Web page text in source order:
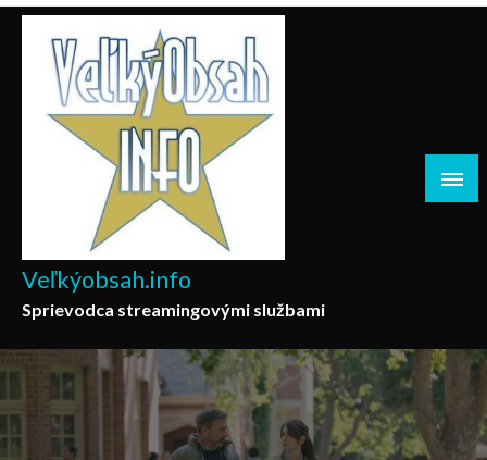
Skip
content
Veľkýobsah.info
Sprievodca streamingovými službami